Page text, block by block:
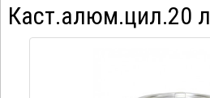
Каст.алюм.цил.20 л